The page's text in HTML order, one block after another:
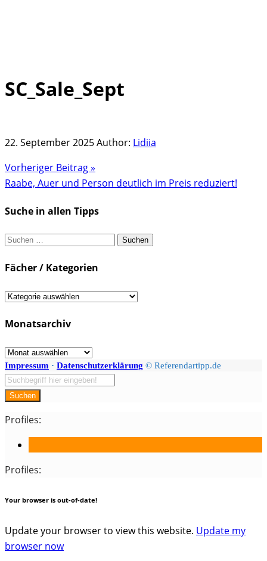
Skip
SC_Sale_Sept
22. September 2025Author: Lidiia
Vorheriger Beitrag »
Raabe, Auer und Person deutlich im Preis reduziert!
Suche in allen Tipps
Suchen
Fächer / Kategorien
Fächer
Kategorien
Monatsarchiv
Monatsarchiv
Impressum · Datenschutzerklärung © Referendartipp.de
Suchen
Profiles:
Profiles:
Your browser is out-of-date!
Update your browser to view this website. Update my
browser now